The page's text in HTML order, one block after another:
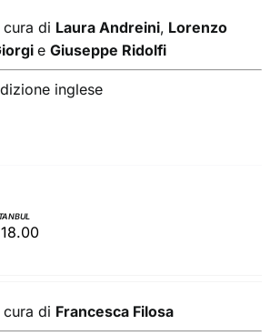
cura di Laura Andreini, Lorenzo
eGiuseppe Ridolfi
inglese
18.00
cura di Francesca Filosa